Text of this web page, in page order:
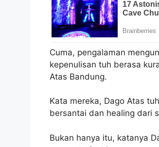
Cuma, pengalaman
kepenulisan tuh berasa
Atas Bandung.
Kata mereka, Dago Atas
bersantai dan healing dari
Bukan hanya itu, katanya